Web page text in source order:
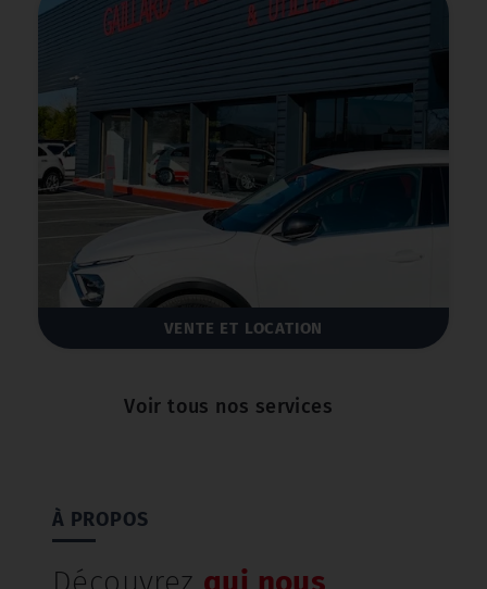
PARE BRISE
Voir tous nos services
À PROPOS
Découvrez qui nous